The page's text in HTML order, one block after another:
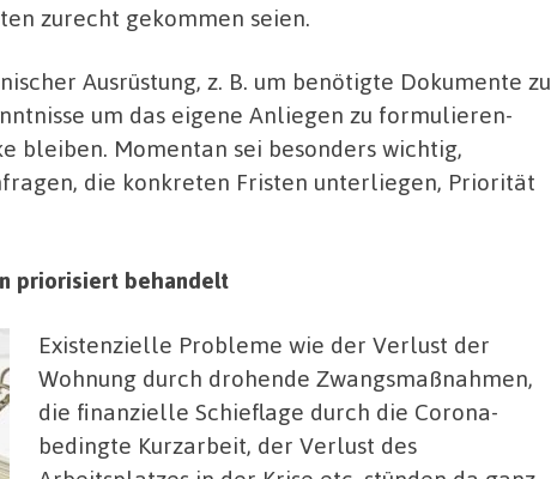
zurecht gekommen seien.
Ausrüstung, z. B. um benötigte Dokumente zu
um das eigene Anliegen zu formulieren-
bleiben. Momentan sei besonders wichtig,
die konkreten Fristen unterliegen, Priorität
priorisiert behandelt
Existenzielle Probleme wie der Verlust der
Wohnung durch drohende Zwangsmaßnahmen,
die finanzielle Schieflage durch die Corona-
bedingte Kurzarbeit, der Verlust des